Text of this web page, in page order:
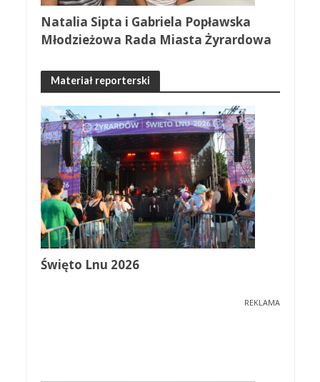
Natalia Sipta i Gabriela Popławska
Młodzieżowa Rada Miasta Żyrardowa
Materiał reporterski
Święto Lnu 2026
REKLAMA